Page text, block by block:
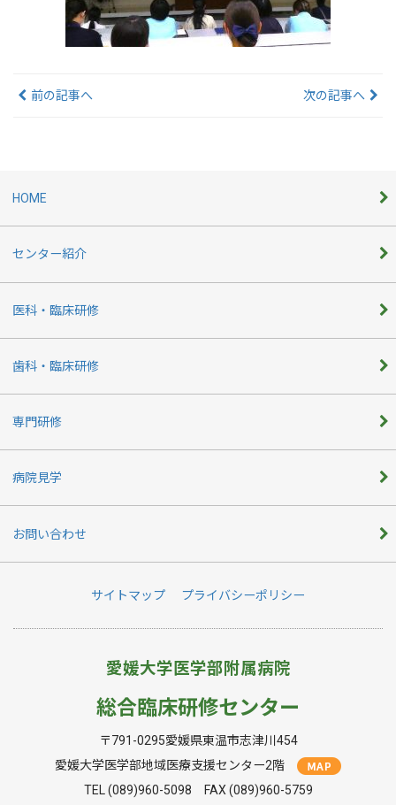
前の記事へ 次の記事へ
HOME
センター紹介
医科・臨床研修
歯科・臨床研修
専門研修
病院見学
お問い合わせ
サイトマップ プライバシーポリシー
愛媛大学医学部附属病院
総合臨床研修センター
〒791-0295愛媛県東温市志津川454
愛媛大学医学部地域医療支援センター2階
TEL (089)960-5098 FAX (089)960-5759